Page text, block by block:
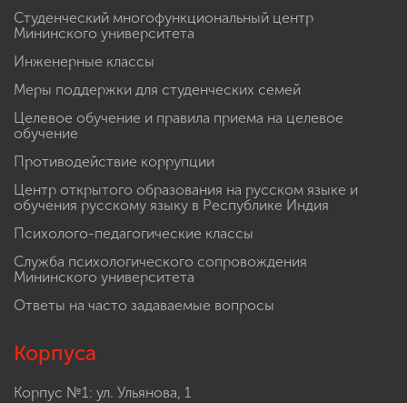
Студенческий многофункциональный центр
Мининского университета
Инженерные классы
Меры поддержки для студенческих семей
Целевое обучение и правила приема на целевое
обучение
Противодействие коррупции
Центр открытого образования на русском языке и
обучения русскому языку в Республике Индия
Психолого-педагогические классы
Служба психологического сопровождения
Мининского университета
Ответы на часто задаваемые вопросы
Корпуса
Корпус №1: ул. Ульянова, 1